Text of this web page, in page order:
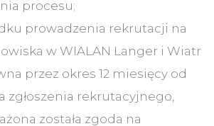
procesu;
prowadzenia rekrutacji na
w WIALAN Langer i Wiatr
przez okres 12 miesięcy od
zgłoszenia rekrutacyjnego,
została zgoda na